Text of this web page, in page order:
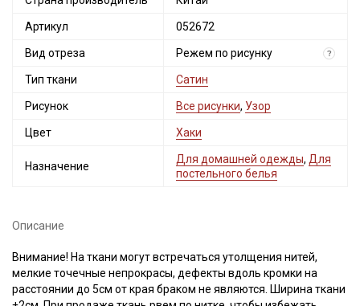
Артикул 052672
Вид отреза Режем по рисунку ?
Тип ткани Сатин
Рисунок Все рисунки, Узор
Цвет Хаки
Назначение
Для домашней одежды, Для
постельного белья
Описание
Внимание! На ткани могут встречаться утолщения нитей,
мелкие точечные непрокрасы, дефекты вдоль кромки на
расстоянии до 5см от края браком не являются. Ширина ткани
Секретная рассылка от Купава
Мы публикуем здесь дополнительные
промокоды и скидки до 30% на узкие
категории тканей
Подписаться